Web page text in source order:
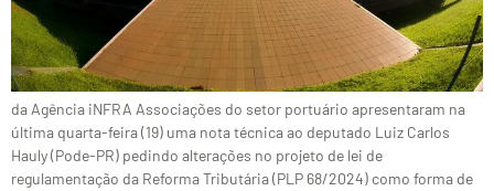
da Agência iNFRA Associações do setor portuário apresentaram na
última quarta-feira (19) uma nota técnica ao deputado Luiz Carlos
Hauly (Pode-PR) pedindo alterações no projeto de lei de
regulamentação da Reforma Tributária (PLP 68/2024) como forma de